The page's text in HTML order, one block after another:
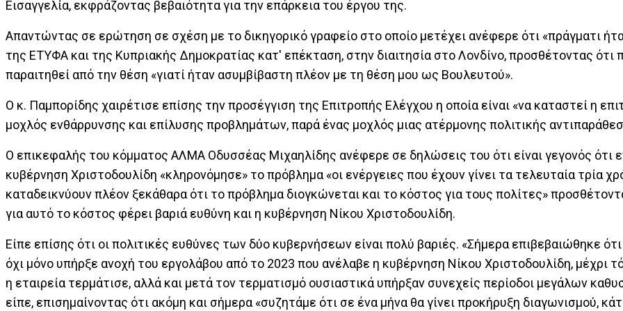
Εισαγγελία, εκφράζοντας βεβαιότητα για την επάρκεια του έργου της.
Απαντώντας σε ερώτηση σε σχέση με το δικηγορικό γραφείο στο οποίο μετέχει ανέφερε ότι «πράγματι
της ΕΤΥΦΑ και της Κυπριακής Δημοκρατίας κατ' επέκταση, στην διαιτησία στο Λονδίνο, προσθέτοντας ότι
παραιτηθεί από την θέση «γιατί ήταν ασυμβίβαστη πλέον με τη θέση μου ως Βουλευτού».
Ο κ. Παμπορίδης χαιρέτισε επίσης την προσέγγιση της Επιτροπής Ελέγχου η οποία είναι «να καταστεί η
μοχλός ενθάρρυνσης και επίλυσης προβλημάτων, παρά ένας μοχλός μιας ατέρμονης πολιτικής
Ο επικεφαλής του κόμματος ΑΛΜΑ Οδυσσέας Μιχαηλίδης ανέφερε σε δηλώσεις του ότι είναι γεγονός ότι
κυβέρνηση Χριστοδουλίδη «κληρονόμησε» το πρόβλημα «οι ενέργειες που έχουν γίνει τα τελευταία τρία
καταδεικνύουν πλέον ξεκάθαρα ότι το πρόβλημα διογκώνεται και το κόστος για τους πολίτες»
για αυτό το κόστος φέρει βαριά ευθύνη και η κυβέρνηση Νίκου Χριστοδουλίδη.
Είπε επίσης ότι οι πολιτικές ευθύνες των δύο κυβερνήσεων είναι πολύ βαριές. «Σήμερα επιβεβαιώθηκε
όχι μόνο υπήρξε ανοχή του εργολάβου από το 2023 που ανέλαβε η κυβέρνηση Νίκου Χριστοδουλίδη, μέχρι
η εταιρεία τερμάτισε, αλλά και μετά τον τερματισμό ουσιαστικά υπήρξαν συνεχείς περίοδοι μεγάλων
είπε, επισημαίνοντας ότι ακόμη και σήμερα «συζητάμε ότι σε ένα μήνα θα γίνει προκήρυξη διαγωνισμού,